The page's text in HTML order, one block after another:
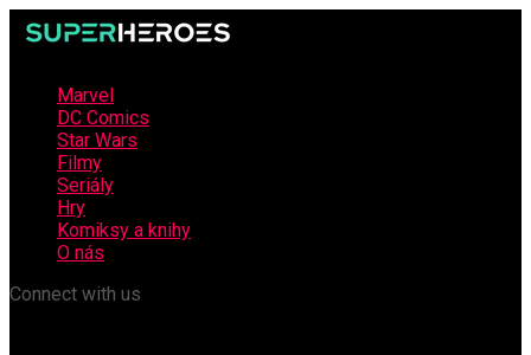
Marvel
DC Comics
Star Wars
Filmy
Seriály
Hry
Komiksy a knihy
O nás
Connect with us